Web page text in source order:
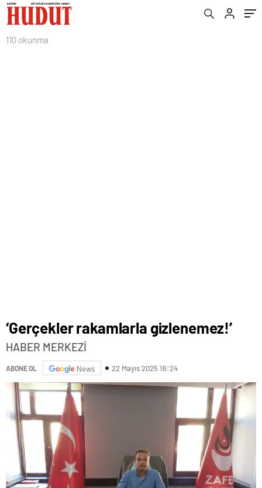
110 okunma
‘Gerçekler rakamlarla gizlenemez!’
HABER MERKEZİ
ABONE OL News 22 Mayıs 2025 16:24